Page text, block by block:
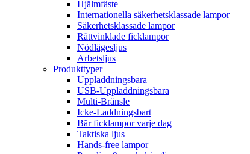
Hjälmfäste
Internationella säkerhetsklassade lampor
Säkerhetsklassade lampor
Rättvinklade ficklampor
Nödlägesljus
Arbetsljus
Produkttyper
Uppladdningsbara
USB-Uppladdningsbara
Multi-Bränsle
Icke-Laddningsbart
Bär ficklampor varje dag
Taktiska ljus
Hands-free lampor